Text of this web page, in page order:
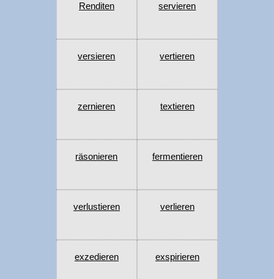
Renditen servieren
versieren vertieren
zernieren textieren
räsonieren fermentieren
verlustieren verlieren
exzedieren exspirieren